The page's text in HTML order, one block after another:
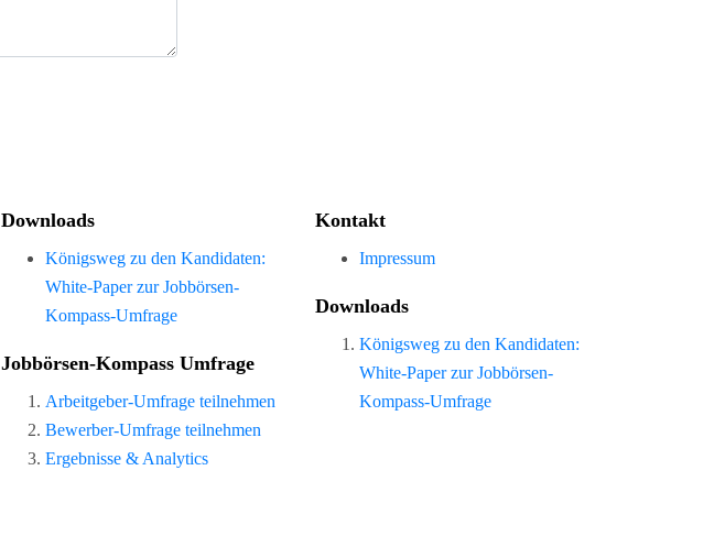
Downloads
Königsweg zu den Kandidaten:
White-Paper zur Jobbörsen-
Kompass-Umfrage
Jobbörsen-Kompass Umfrage
Arbeitgeber-Umfrage teilnehmen
Bewerber-Umfrage teilnehmen
Ergebnisse & Analytics
Kontakt
Impressum
Downloads
Königsweg zu den Kandidaten:
White-Paper zur Jobbörsen-
Kompass-Umfrage